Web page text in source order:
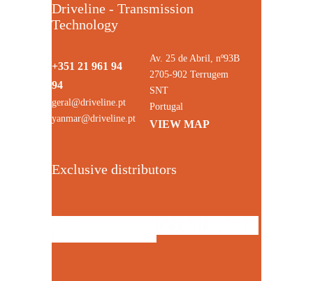
Driveline - Transmission
Technology
+351 21 961 94
94
geral@driveline.pt
yanmar@driveline.pt
Av. 25 de Abril, nº93B
2705-902 Terrugem
SNT
Portugal
VIEW MAP
Exclusive distributors